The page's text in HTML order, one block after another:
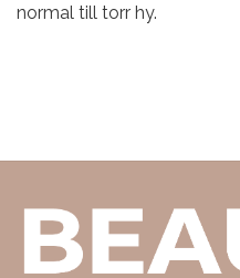
normal till torr hy.